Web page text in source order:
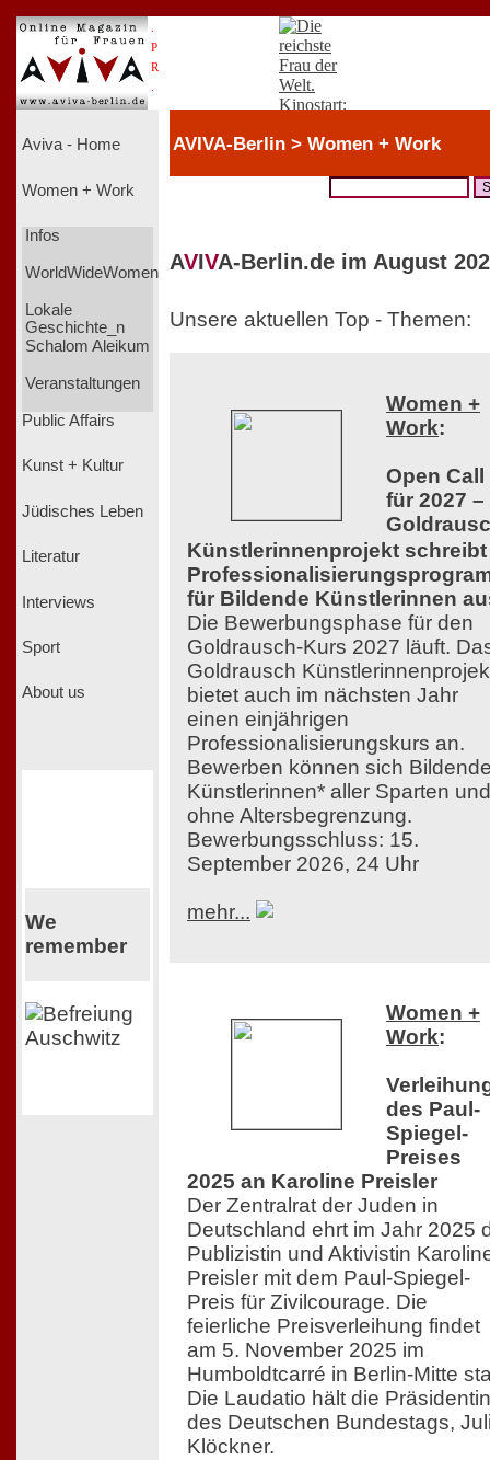
P
R
Aviva - Home
Women + Work
Infos
WorldWideWomen
Lokale
Geschichte_n
Schalom Aleikum
Veranstaltungen
Public Affairs
Kunst + Kultur
Jüdisches Leben
Literatur
Interviews
Sport
About us
We
remember
AVIVA-Berlin > Women + Work
AVIVA-Berlin.de im August
Unsere aktuellen Top - Themen:
Women +
Work:
Open Call
für 2027 –
Künstlerinnenprojekt schreibt
für Bildende Künstlerinnen
Die Bewerbungsphase für den
Goldrausch-Kurs 2027 läuft.
Goldrausch
bietet auch im nächsten Jahr
einen einjährigen
Professionalisierungskurs an.
Bewerben können sich
Künstlerinnen* aller Sparten und
ohne Altersbegrenzung.
Bewerbungsschluss: 15.
September 2026, 24 Uhr
mehr...
Women +
Work:
des Paul-
Spiegel-
Preises
2025 an Karoline Preisler
Der Zentralrat der Juden in
Deutschland ehrt im Jahr 2025
Publizistin und Aktivistin
Preisler mit dem Paul-Spiegel-
Preis für Zivilcourage. Die
feierliche Preisverleihung findet
am 5. November 2025 im
Humboldtcarré in Berlin-Mitte
Die Laudatio hält die Präsidentin
des Deutschen Bundestags,
Klöckner.